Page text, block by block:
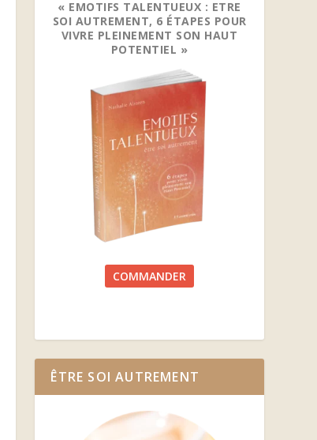
« EMOTIFS TALENTUEUX : ETRE
SOI AUTREMENT, 6 ÉTAPES POUR
VIVRE PLEINEMENT SON HAUT
POTENTIEL »
COMMANDER
ÊTRE SOI AUTREMENT